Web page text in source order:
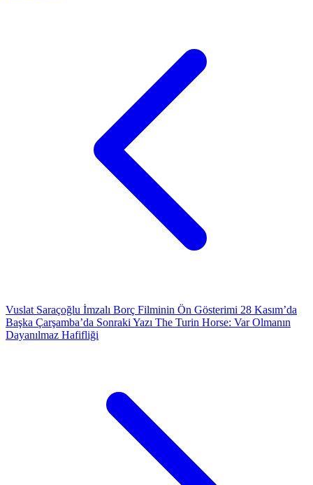
Vuslat Saraçoğlu İmzalı Borç Filminin Ön Gösterimi 28 Kasım’da
Başka Çarşamba’da Sonraki Yazı The Turin Horse: Var Olmanın
Dayanılmaz Hafifliği